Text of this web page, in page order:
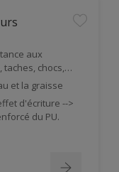
aux
taches, chocs,…
et la graisse
d'écriture -->
du PU.